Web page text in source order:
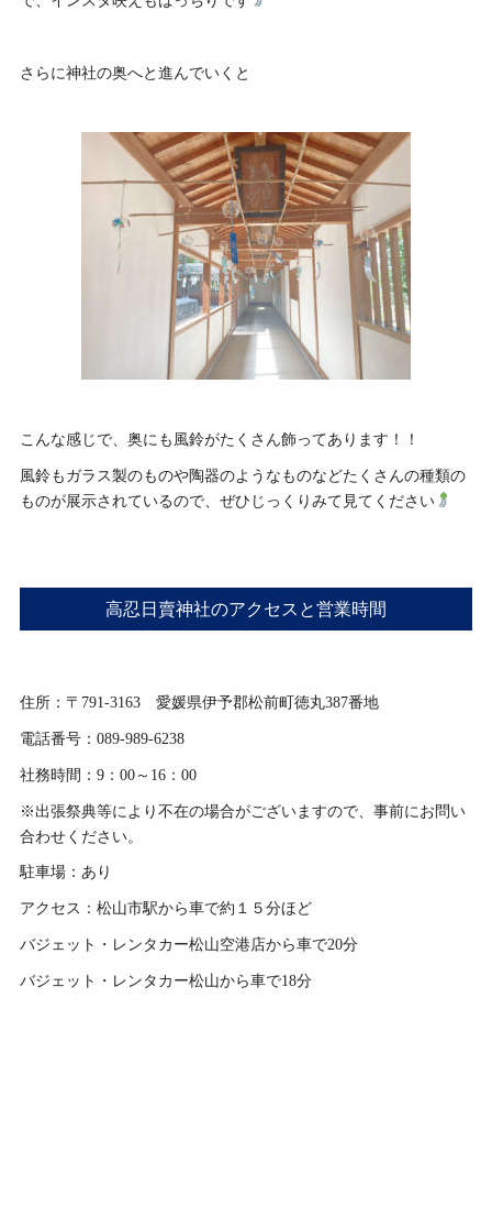
さらに神社の奥へと進んでいくと
こんな感じで、奥にも風鈴がたくさん飾ってあります！！
風鈴もガラス製のものや陶器のようなものなどたくさんの種類の
ものが展示されているので、ぜひじっくりみて見てください
高忍日賣神社のアクセスと営業時間
住所：〒791-3163 愛媛県伊予郡松前町徳丸387番地
電話番号：089-989-6238
社務時間：9：00～16：00
※出張祭典等により不在の場合がございますので、事前にお問い
合わせください。
駐車場：あり
アクセス：松山市駅から車で約１５分ほど
バジェット・レンタカー松山空港店から車で20分
バジェット・レンタカー松山から車で18分